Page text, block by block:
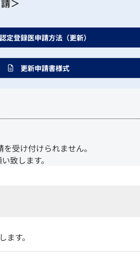
＞
認定登録医申請方法（更新）
更新申請書様式
受け付けられません。
致します。
す。